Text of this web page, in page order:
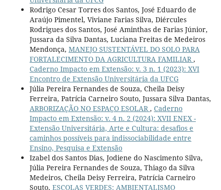
Rodrigo Cesar Torres dos Santos, José Eduardo de
Araújo Pimentel, Viviane Farias Silva, Diércules
Rodrigues dos Santos, José Aminthas de Farias Júnior,
Jussara da Silva Dantas, Luciana Freitas de Medeiros
Mendonça, MANEJO SUSTENTÁVEL DO SOLO PARA
FORTALECIMENTO DA AGRICULTURA FAMILIAR ,
Caderno Impacto em Extensão: v. 3 n. 1 (2023): XVI
Encontro de Extensão Universitária da UFCG
Júlia Pereira Fernandes de Souza, Cheila Deisy
Ferreira, Patrícia Carneiro Souto, Jussara Silva Dantas,
ARBORIZAÇÃO NO ESPAÇO ESOLAR , Caderno
Impacto em Extensão: v. 4 n. 2 (2024): XVII ENEX -
Extensão Universitária, Arte e Cultura: desafios e
caminhos possíveis para indissociabilidade entre
Ensino, Pesquisa e Extensão
Izabel dos Santos Dias, Jodiene do Nascimento Silva,
Júlia Pereira Fernandes de Souza, Thiago da Silva
Medeiros, Cheila Deisy Ferreira, Patrícia Carneiro
Souto, ESCOLAS VERDES: AMBIENTALISMO